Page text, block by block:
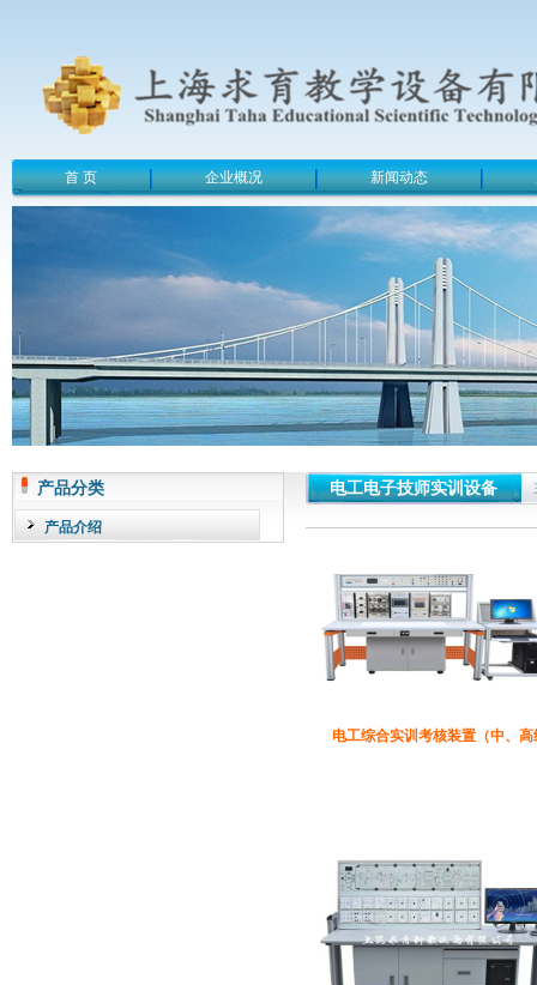
首 页 企业概况 新闻动态
产品分类
产品介绍
电工电子技师实训设备
电工综合实训考核装置（中、高